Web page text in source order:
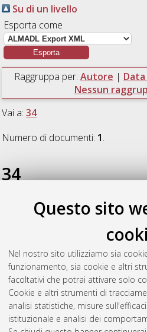
Questo sito
Nel nostro sito utilizziamo sia
funzionamento, sia cookie e altri
facoltativi che potrai attivare solo
Cookie e altri strumenti di
analisi statistiche, misure
istituzionale e analisi dei
Su di un livello
Esporta come
Raggruppa per: Autore |
Nessun
Vai a:34
Numero di documenti: 1.
34
Guastadisegni, Lucia (2022)
unidimensional IRT models for
, [Dissertation
Università di Bologna. Dottorato
statistiche, 34 Ciclo. DOI
10.48676/unibo/amsdottorato/
Questa lista e' stata